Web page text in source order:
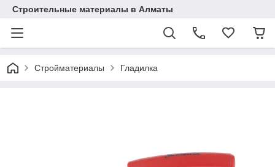
Строительные материалы в Алматы
Стройматериалы Гладилка